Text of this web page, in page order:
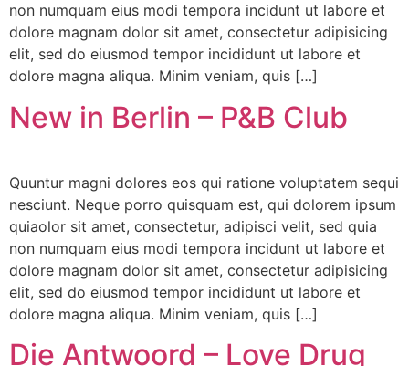
non numquam eius modi tempora incidunt ut labore et
dolore magnam dolor sit amet, consectetur adipisicing
elit, sed do eiusmod tempor incididunt ut labore et
dolore magna aliqua. Minim veniam, quis […]
New in Berlin – P&B Club
Quuntur magni dolores eos qui ratione voluptatem sequi
nesciunt. Neque porro quisquam est, qui dolorem ipsum
quiaolor sit amet, consectetur, adipisci velit, sed quia
non numquam eius modi tempora incidunt ut labore et
dolore magnam dolor sit amet, consectetur adipisicing
elit, sed do eiusmod tempor incididunt ut labore et
dolore magna aliqua. Minim veniam, quis […]
Die Antwoord – Love Drug